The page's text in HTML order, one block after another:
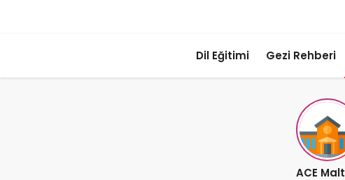
Dil Eğitimi Gezi Rehberi